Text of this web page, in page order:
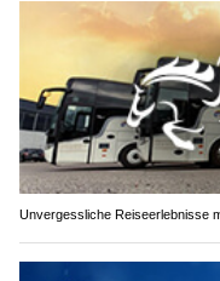
Unvergessliche Reiseerlebnisse